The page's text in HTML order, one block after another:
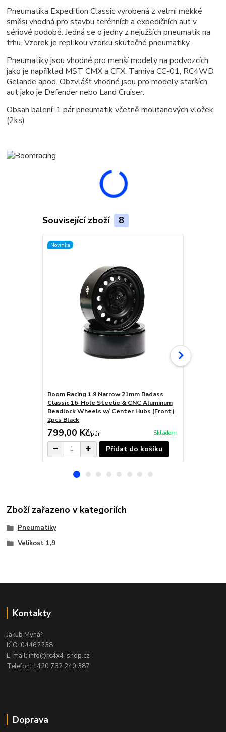
Pneumatika Expedition Classic vyrobená z velmi měkké
směsi vhodná pro stavbu terénních a expedičních aut v
sériové podobě. Jedná se o jedny z nejužších pneumatik na
trhu. Vzorek je replikou vzorku skutečné pneumatiky.
Pneumatiky jsou vhodné pro menší modely na podvozcích
jako je například MST CMX a CFX, Tamiya CC-01, RC4WD
Gelande apod. Obzvlášť vhodné jsou pro modely starších
aut jako je Defender nebo Land Cruiser.
Obsah balení: 1 pár pneumatik včetně molitanových vložek
(2ks)
Související zboží 8
Novinka
Boom Racing 1.9 Narrow 21mm Badass
Classic 16-Hole Steelie & CNC Aluminum
Beadlock Wheels w/ Center Hubs (Front)
2pcs Black
799,00 Kč/pár Skladem
Přidat do košíku
Zboží zařazeno v kategoriích
Pneumatiky
Velikost 1,9
Kontakty
Jakub Mynář
IČO: 04462238
E-mail: info@rc4x4-shop.cz
Telefon: +420 732 240 387
Doprava